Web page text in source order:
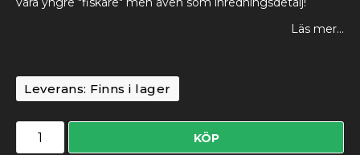
Läs mer...
Leverans: Finns i lager
KÖP